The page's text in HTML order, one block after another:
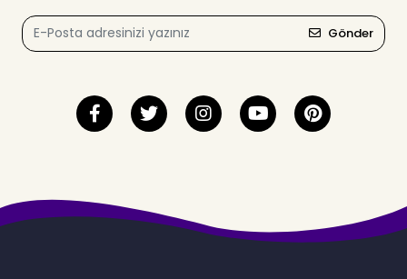
Gönder